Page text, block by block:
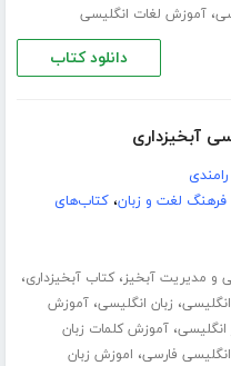
،آموزش لغات انگلیسی
دانلود کتاب
آبخیزداری
لغت و زبان،کتاب‌های
و مدیریت آبخیز،کتاب آبخیزداری،
، زبان انگلیسی،آموزش
انگلیسی،آموزش کلمات زبان
انگلیسی فارسی، اموزش زبان